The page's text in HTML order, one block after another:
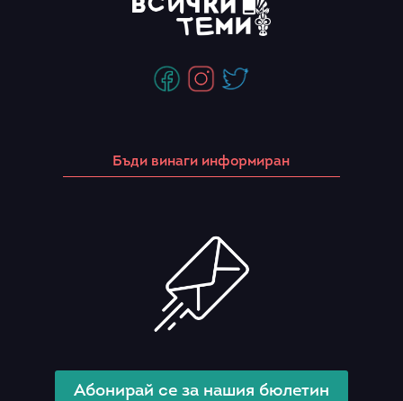
Бъди винаги информиран
Абонирай се за нашия бюлетин